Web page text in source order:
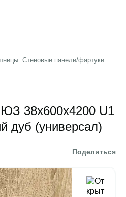
Стеновые панели/фартуки
38х600х4200 U1
дуб (универсал)
Поделиться